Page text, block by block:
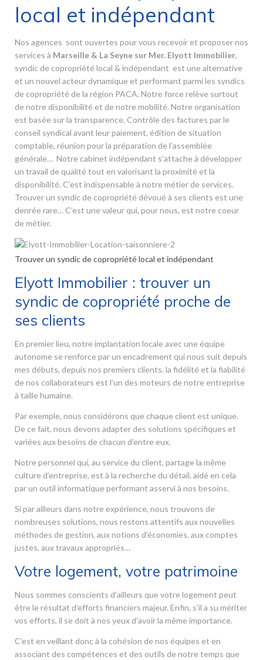
local et indépendant
Nos agences sont ouvertes pour vous recevoir et proposer nos
services à Marseille & La Seyne sur Mer. Elyott Immobilier,
syndic de copropriété local & indépendant est une alternative
et un nouvel acteur dynamique et performant parmi les syndics
de copropriété de la région PACA. Notre force relève surtout
de notre disponibilité et de notre mobilité. Notre organisation
est basée sur la transparence. Contrôle des factures par le
conseil syndical avant leur paiement, édition de situation
comptable, réunion pour la préparation de l’assemblée
générale… Notre cabinet indépendant s’attache à développer
un travail de qualité tout en valorisant la proximité et la
disponibilité. C’est indispensable à notre métier de services.
Trouver un syndic de copropriété dévoué à ses clients est une
denrée rare… C’est une valeur qui, pour nous, est notre coeur
de métier.
Trouver un syndic de copropriété local et indépendant
Elyott Immobilier : trouver un
syndic de copropriété proche de
ses clients
En premier lieu, notre implantation locale avec une équipe
autonome se renforce par un encadrement qui nous suit depuis
mes débuts, depuis nos premiers clients. la fidélité et la fiabilité
de nos collaborateurs est l’un des moteurs de notre entreprise
à taille humaine.
Par exemple, nous considérons que chaque client est unique.
De ce fait, nous devons adapter des solutions spécifiques et
variées aux besoins de chacun d’entre eux.
Notre personnel qui, au service du client, partage la même
culture d’entreprise, est à la recherche du détail, aidé en cela
par un outil informatique performant asservi à nos besoins.
Si par ailleurs dans notre expérience, nous trouvons de
nombreuses solutions, nous restons attentifs aux nouvelles
méthodes de gestion, aux notions d’économies, aux comptes
justes, aux travaux appropriés…
Votre logement, votre patrimoine
Nous sommes conscients d’ailleurs que votre logement peut
être le résultat d’efforts financiers majeur. Enfin, s’il a su mériter
vos efforts, il se doit à nos yeux d’avoir la même importance.
C’est en veillant donc à la cohésion de nos équipes et en
associant des compétences et des outils de notre temps que